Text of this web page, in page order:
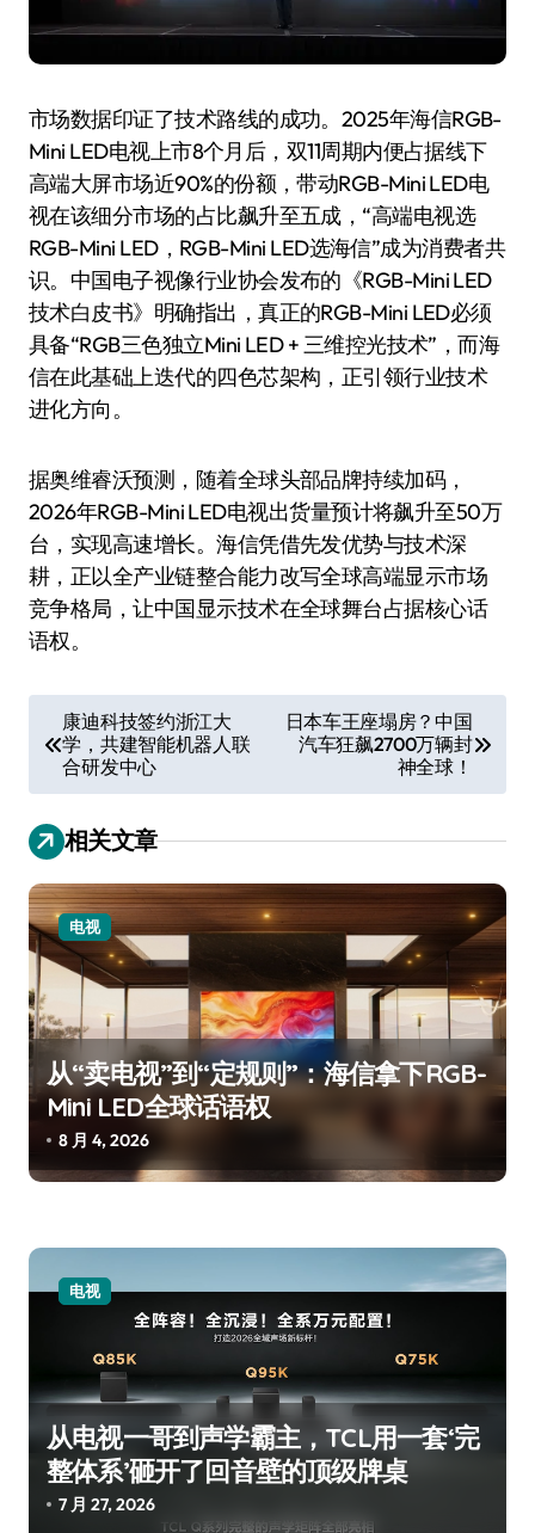
市场数据印证了技术路线的成功。2025年海信RGB-
Mini LED电视上市8个月后，双11周期内便占据线下
高端大屏市场近90%的份额，带动RGB-Mini LED电
视在该细分市场的占比飙升至五成，“高端电视选
RGB-Mini LED，RGB-Mini LED选海信”成为消费者共
识。中国电子视像行业协会发布的《RGB-Mini LED
技术白皮书》明确指出，真正的RGB-Mini LED必须
具备“RGB三色独立Mini LED + 三维控光技术”，而海
信在此基础上迭代的四色芯架构，正引领行业技术
进化方向。
据奥维睿沃预测，随着全球头部品牌持续加码，
2026年RGB-Mini LED电视出货量预计将飙升至50万
台，实现高速增长。海信凭借先发优势与技术深
耕，正以全产业链整合能力改写全球高端显示市场
竞争格局，让中国显示技术在全球舞台占据核心话
语权。
章
导
航
康迪科技签约浙江大
学，共建智能机器人联
合研发中心
日本车王座塌房？中国
汽车狂飙2700万辆封
神全球！
相关文章
电视
从“卖电视”到“定规则”：海信拿下RGB-
Mini LED全球话语权
8 月 4, 2026
电视
从电视一哥到声学霸主，TCL用一套‘完
整体系’砸开了回音壁的顶级牌桌
7 月 27, 2026